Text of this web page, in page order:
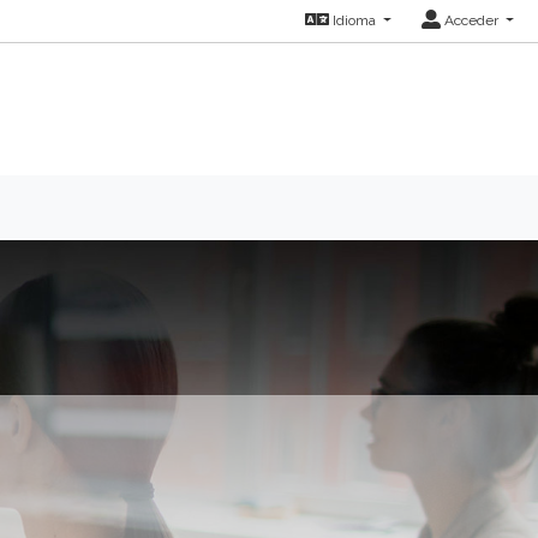
Idioma Acceder